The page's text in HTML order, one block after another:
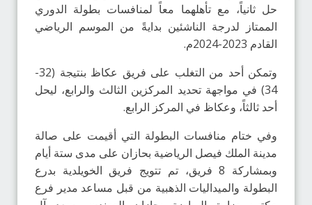
حل ثانياً، مع تأهلهما معاً لمنافسات بطولة الدوري
الممتاز لدرجة الناشئين بدايةً من الموسم الرياضي
القادم 2023-2024م.
وتمكن أحد من التغلب على فريق عكاظ بنتيجة (32-
34) في مواجهة تحديد المركزين الثالث والرابع، ليحل
أحد ثالثاً، وعكاظ في المركز الرابع.
وفي ختام منافسات البطولة التي أقيمت على صالة
مدينة الملك فيصل الرياضية بحازان على مدى ستة أيام
وبمشاركة 8 فريق، تم تتويج فريق الخويلدية بدرع
البطولة والميداليات الذهبية من قبل مساعد مدير فرع